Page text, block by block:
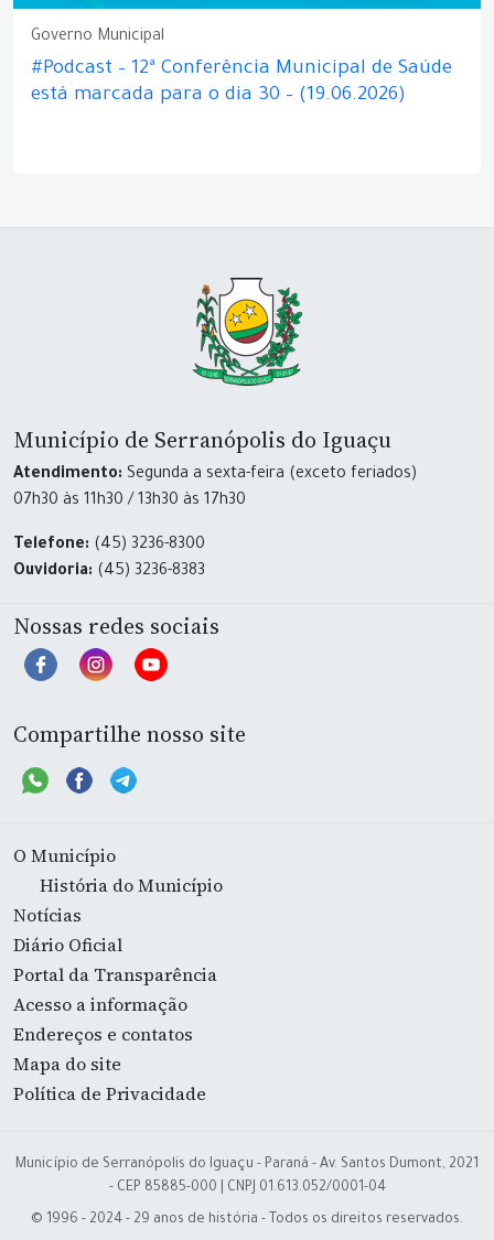
Governo Municipal
#Podcast – 12ª Conferência Municipal de Saúde
está marcada para o dia 30 – (19.06.2026)
Município de Serranópolis do Iguaçu
Atendimento: Segunda a sexta-feira (exceto feriados)
07h30 às 11h30 / 13h30 às 17h30
Telefone: (45) 3236-8300
Ouvidoria: (45) 3236-8383
Nossas redes sociais
Compartilhe nosso site
O Município
História do Município
Notícias
Diário Oficial
Portal da Transparência
Acesso a informação
Endereços e contatos
Mapa do site
Política de Privacidade
Município de Serranópolis do Iguaçu - Paraná - Av. Santos Dumont, 2021
- CEP 85885-000 | CNPJ 01.613.052/0001-04
© 1996 - 2024 - 29 anos de história - Todos os direitos reservados.